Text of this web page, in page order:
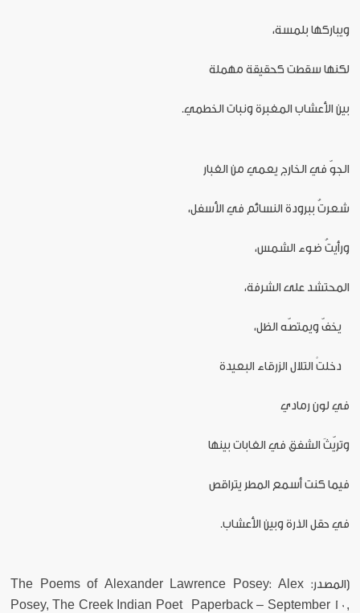
ويباركها بلمسة،
لكنها سقطت كحقيقة مهملة
بين الأعشاب المغبرة ونبات الخطمي.
الجوّ في الخارج يعمي من الغبار
شعرتُ ببرودة النسائم في الأسفل،
ورأيتُ ضوء الشمس،
المحتشد على الشرفة،
يخفّ ويمتصّه الظل،
دخلتْ التلال الزرقاء البعيدة
في لون رمادي
وتريّثَ الشفق في الغابات بينها
فيما كنت أسمع المطر يتراقص
في حقل الذرة وبين الأعشاب.
[المصدر: The Poems of Alexander Lawrence Posey: Alex
Posey, The Creek Indian Poet Paperback – September 10,